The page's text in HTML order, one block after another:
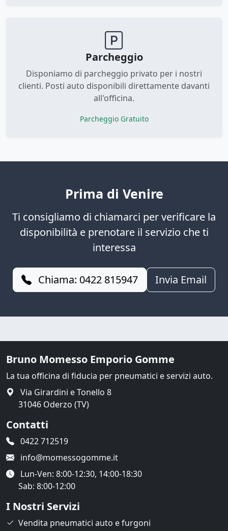
Parcheggio
Disponiamo di parcheggio privato per i nostri
clienti. Posti auto disponibili direttamente davanti
all'officina.
Parcheggio Gratuito
Prima di Venire
Ti consigliamo di chiamarci per verificare la
disponibilità e prenotare il servizio che ti
interessa
Chiama: 0422 815947 Invia Email
Bruno Momesso Emporio Gomme
La tua officina di fiducia per pneumatici e servizi auto.
Via Girardini e Tonello 8
31046 Oderzo (TV)
Contatti
0422 712519
info@momessogomme.it
Lun-Ven: 8:00-12:30, 14:00-18:30
Sab: 8:00-12:00
I Nostri Servizi
Vendita pneumatici auto e furgoni